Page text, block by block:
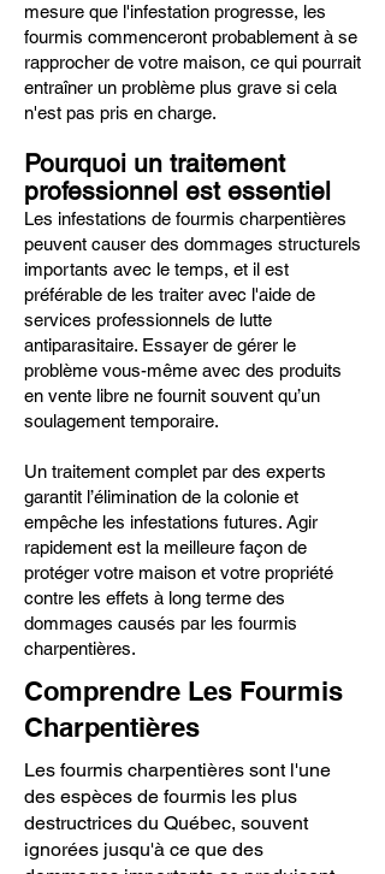
mesure que l'infestation progresse, les
fourmis commenceront probablement à se
rapprocher de votre maison, ce qui pourrait
entraîner un problème plus grave si cela
n'est pas pris en charge.
Pourquoi un traitement
professionnel est essentiel
Les infestations de fourmis charpentières
peuvent causer des dommages structurels
importants avec le temps, et il est
préférable de les traiter avec l'aide de
services professionnels de lutte
antiparasitaire. Essayer de gérer le
problème vous-même avec des produits
en vente libre ne fournit souvent qu’un
soulagement temporaire.
Un traitement complet par des experts
garantit l’élimination de la colonie et
empêche les infestations futures. Agir
rapidement est la meilleure façon de
protéger votre maison et votre propriété
contre les effets à long terme des
dommages causés par les fourmis
charpentières.
Comprendre Les Fourmis
Charpentières
Les fourmis charpentières sont l'une
des espèces de fourmis les plus
destructrices du Québec, souvent
ignorées jusqu'à ce que des